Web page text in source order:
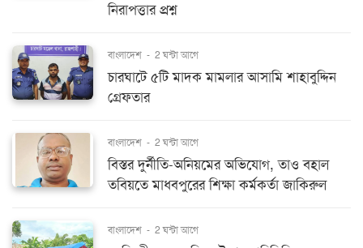
নিরাপত্তার প্রশ্ন
বাংলাদেশ - 2 ঘন্টা আগে
চারঘাটে ৫টি মাদক মামলার আসামি শাহাবুদ্দিন
গ্রেফতার
বাংলাদেশ - 2 ঘন্টা আগে
বিস্তর দুর্নীতি-অনিয়মের অভিযোগ, তাও বহাল
তবিয়তে মাধবপুরের শিক্ষা কর্মকর্তা জাকিরুল
বাংলাদেশ - 2 ঘন্টা আগে